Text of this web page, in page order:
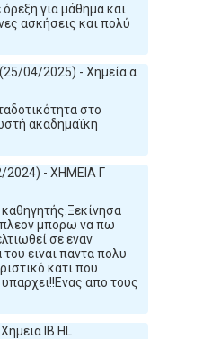
για μάθημα και
ασκήσεις και πολύ
04/2025) - Χημεία α
στο
ακαδημαϊκη
- ΧΗΜΕΙΑ Γ
καθηγητής.Ξεκίνησα
πλεον μπορω να πω
σε εναν
ειναι παντα πολυ
κατι που
απο τους
IB HL